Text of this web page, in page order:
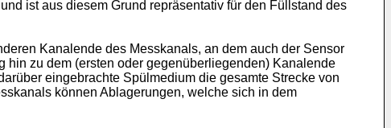
ist aus diesem Grund repräsentativ für den Füllstand des
Kanalende des Messkanals, an dem auch der Sensor
zu dem (ersten oder gegenüberliegenden) Kanalende
eingebrachte Spülmedium die gesamte Strecke von
können Ablagerungen, welche sich in dem